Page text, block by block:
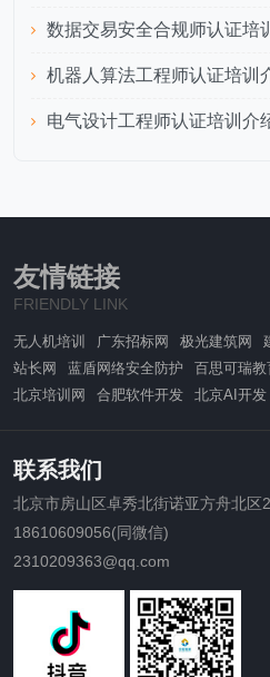
数据交易安全合规师认证培
机器人算法工程师认证培训
电气设计工程师认证培训介
友情链接
FRIENDLY LINK
无人机培训 广东招标网 极光建筑网
站长网
蓝盾网络安全防护 百思可瑞教
北京培训网
合肥软件开发 北京AI开发
联系我们
北京市房山区卓秀北街诺亚方舟北区
18610609056(同微信)
2310209363@qq.com